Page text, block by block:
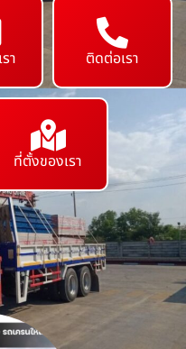
า ติดต่อเรา
ที่ตั้งของเรา